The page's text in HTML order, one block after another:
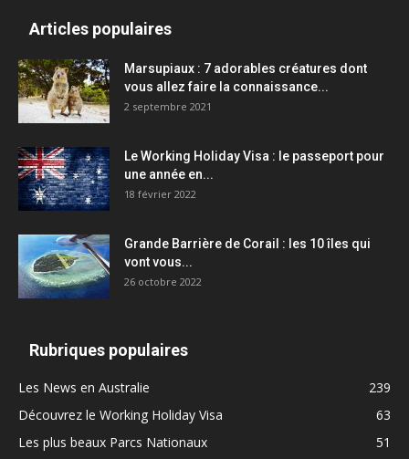
Articles populaires
Marsupiaux : 7 adorables créatures dont
vous allez faire la connaissance...
2 septembre 2021
Le Working Holiday Visa : le passeport pour
une année en...
18 février 2022
Grande Barrière de Corail : les 10 îles qui
vont vous...
26 octobre 2022
Rubriques populaires
Les News en Australie
239
Découvrez le Working Holiday Visa
63
Les plus beaux Parcs Nationaux
51